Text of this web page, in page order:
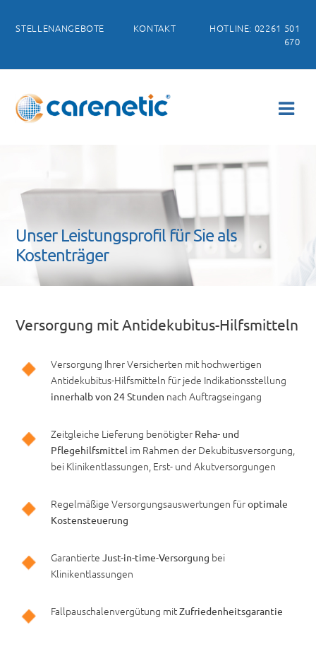
STELLENANGEBOTE KONTAKT
HOTLINE: 02261 501
670
Unser Leistungsprofil für Sie als
Kostenträger
Versorgung mit Antidekubitus-Hilfsmitteln
Versorgung Ihrer Versicherten mit hochwertigen
Antidekubitus-Hilfsmitteln für jede Indikationsstellung
innerhalb von 24 Stunden nach Auftragseingang
Zeitgleiche Lieferung benötigter Reha- und
Pflegehilfsmittel im Rahmen der Dekubitusversorgung,
bei Klinikentlassungen, Erst- und Akutversorgungen
Regelmäßige Versorgungsauswertungen füroptimale
Kostensteuerung
GarantierteJust-in-time-Versorgung bei
Klinikentlassungen
Fallpauschalenvergütung mitZufriedenheitsgarantie